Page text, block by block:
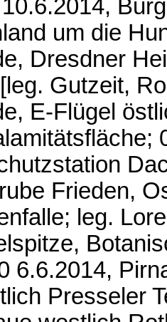
um die
Dresdner
Gutzeit,
E-Flügel
Frieden,
leg.
6.6.2014,
Presseler